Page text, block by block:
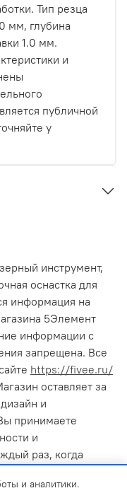
и аналитики.
Тип резца
мм, глубина
1.0 мм.
и
публичной
у
инструмент,
оснастка для
информация на
5Элемент
информации с
запрещена. Все
https://fivee.ru/
оставляет за
и
принимаете
и
раз, когда
Cайт